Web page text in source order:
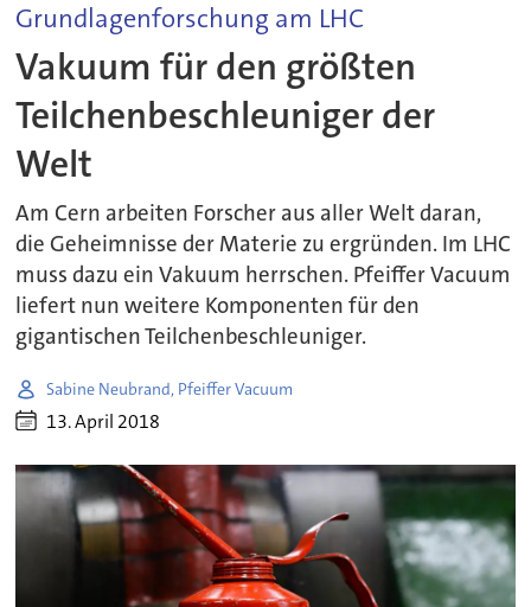
Grundlagenforschung am LHC
Vakuum für den größten
Teilchenbeschleuniger der
Welt
Am Cern arbeiten Forscher aus aller Welt daran,
die Geheimnisse der Materie zu ergründen. Im LHC
muss dazu ein Vakuum herrschen. Pfeiffer Vacuum
liefert nun weitere Komponenten für den
gigantischen Teilchenbeschleuniger.
Sabine Neubrand, Pfeiffer Vacuum
13. April 2018